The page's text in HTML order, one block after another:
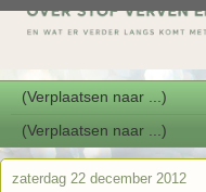
zaterdag 22 december 2012